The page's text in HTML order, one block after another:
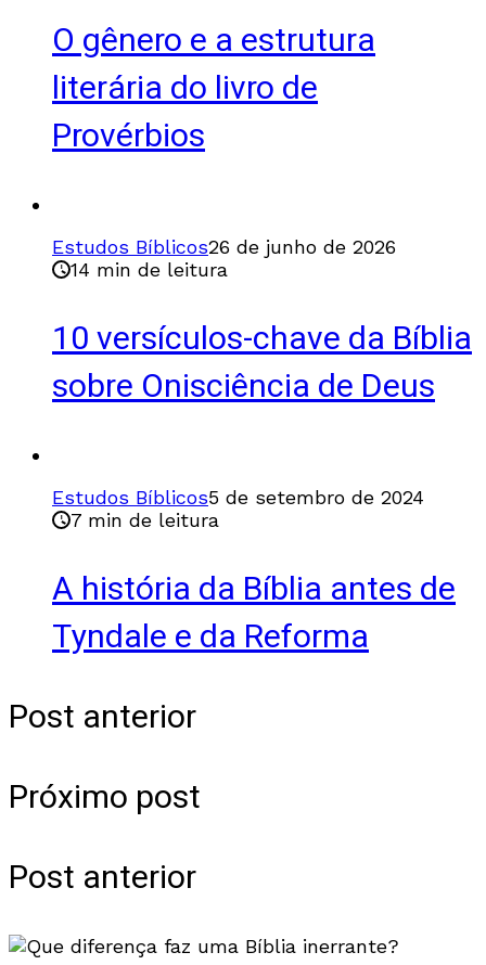
O gênero e a estrutura
literária do livro de
Provérbios
Estudos Bíblicos26 de junho de 2026
14 min de leitura
10 versículos-chave da Bíblia
sobre Onisciência de Deus
Estudos Bíblicos5 de setembro de 2024
7 min de leitura
A história da Bíblia antes de
Tyndale e da Reforma
Post anterior
Próximo post
Post anterior